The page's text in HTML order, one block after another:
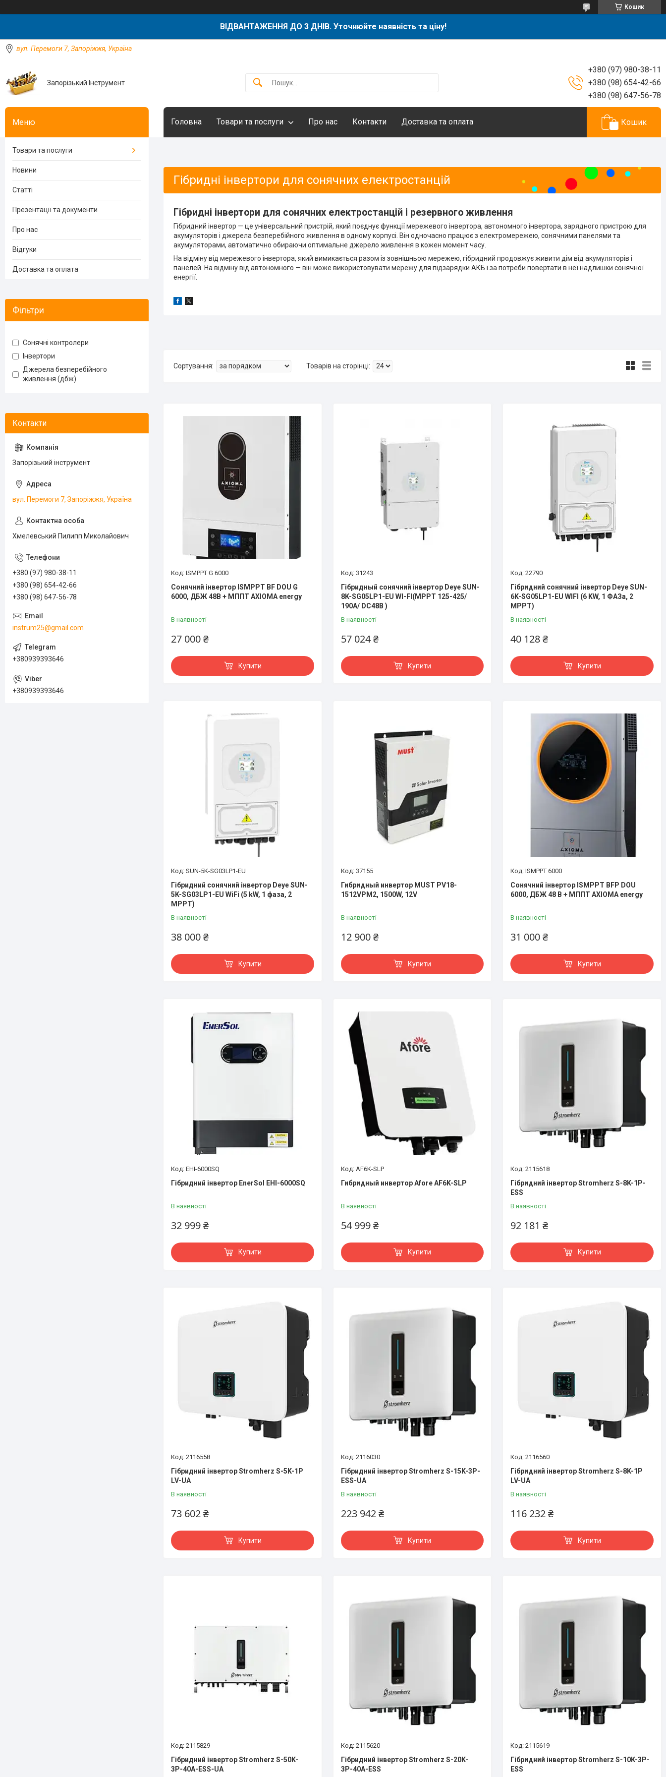
Кошик
ВІДВАНТАЖЕННЯ ДО 3 ДНІВ. Уточнюйте наявність та ціну!
вул. Перемоги 7, Запоріжжя, Україна
Запорізький Інструмент
+380 (97) 980-38-11
+380 (98) 654-42-66
+380 (98) 647-56-78
Головна Товари та послуги Про нас Контакти Доставка та оплата Кошик
Гібридні інвертори для сонячних електростанцій
Гібридні інвертори для сонячних електростанцій і резервного живлення
Гібридний інвертор — це універсальний пристрій, який поєднує функції мережевого інвертора, автономного інвертора, зарядного пристрою для
акумуляторів і джерела безперебійного живлення в одному корпусі. Він одночасно працює з електромережею, сонячними панелями та
акумуляторами, автоматично обираючи оптимальне джерело живлення в кожен момент часу.
На відміну від мережевого інвертора, який вимикається разом із зовнішньою мережею, гібридний продовжує живити дім від акумуляторів і
панелей. На відміну від автономного — він може використовувати мережу для підзарядки АКБ і за потреби повертати в неї надлишки сонячної
енергії.
ISMPPT G 6000
Сонячний інвертор ISMPPT BF DOU G
6000, ДБЖ 48В + МППТ AXIOMA energy
В наявності
27 000 ₴
Купити
31243
Гібридный сонячний інвертор Deye SUN-
8K-SG05LP1-EU WI-FI(МРРТ 125-425/
190А/ DC48В )
В наявності
57 024 ₴
Купити
22790
Гібридний сонячний інвертор Deye SUN-
6K-SG05LP1-EU WIFI (6 KW, 1 ФАЗа, 2
MPPT)
В наявності
40 128 ₴
Купити
SUN-5K-SG03LP1-EU
Гібридний сонячний інвертор Deye SUN-
5K-SG03LP1-EU WiFi (5 kW, 1 фаза, 2
MPPT)
В наявності
38 000 ₴
Купити
37155
Гибридный инвертор MUST PV18-
1512VPM2, 1500W, 12V
В наявності
12 900 ₴
Купити
ISMPPT 6000
Сонячний інвертор ISMPPT BFP DOU
6000, ДБЖ 48 В + МППТ AXIOMA energy
В наявності
31 000 ₴
Купити
EHI-6000SQ
Гібридний інвертор EnerSol EHI-6000SQ
В наявності
32 999 ₴
Купити
AF6K-SLP
Гибридный инвертор Afore AF6K-SLP
В наявності
54 999 ₴
Купити
2115618
Гібридний інвертор Stromherz S-8K-1Р-
ESS
В наявності
92 181 ₴
Купити
2116558
Гібридний інвертор Stromherz S-5K-1P
LV-UA
В наявності
73 602 ₴
Купити
2116030
Гібридний інвертор Stromherz S-15K-3P-
ESS-UA
В наявності
223 942 ₴
Купити
2116560
Гібридний інвертор Stromherz S-8K-1P
LV-UA
В наявності
116 232 ₴
Купити
2115829
Гібридний інвертор Stromherz S-50K-
3Р-40А-ESS-UA
2115620
Гібридний інвертор Stromherz S-20K-
3Р-40А-ESS
2115619
Гібридний інвертор Stromherz S-10K-3Р-
ESS
Товари та послуги
Новини
Статті
Презентації та документи
Про нас
Відгуки
Доставка та оплата
Фільтри
Сонячні контролери
Інвертори
Джерела безперебійного
живлення (дбж)
Запорізький інструмент
вул. Перемоги 7, Запоріжжя, Україна
Хмелевський Пилипп Миколайович
+380 (97) 980-38-11
+380 (98) 654-42-66
+380 (98) 647-56-78
instrum25@gmail.com
+380939393646
+380939393646